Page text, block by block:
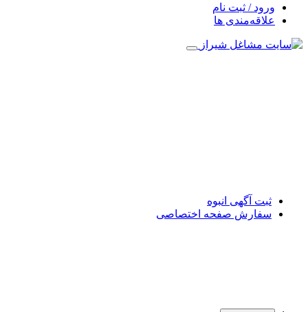
ورود / ثبت نام
علاقه‌مندی ها
ثبت آگهی انبوه
سفارش صفحه اختصاصی